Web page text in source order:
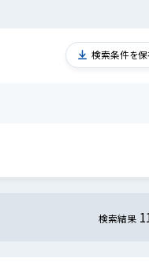
検索条件を保
検索結果